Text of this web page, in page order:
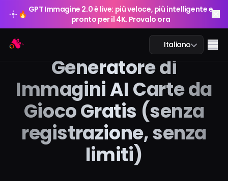
🔥 GPT Immagine 2.0 è live: più veloce, più intelligente e
pronto per il 4K. Provalo ora
Italiano
Chat AI
AI Studio
🔥
GPT Immagine 2.0 è live: più veloce, più intelligente e
Generatore di
Immagini AI Carte da
Gioco Gratis (senza
registrazione, senza
limiti)